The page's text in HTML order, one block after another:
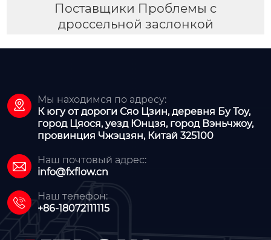
Поставщики Проблемы с
дроссельной заслонкой

Мы находимся по адресу:
К югу от дороги Сяо Цзин, деревня Бу Тоу,
город Цяося, уезд Юнцзя, город Вэньчжоу,
провинция Чжэцзян, Китай 325100

Наш почтовый адрес:
info@fxflow.cn

Наш телефон:
+86-18072111115